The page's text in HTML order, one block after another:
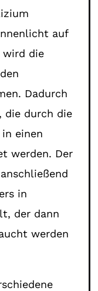
auf
die
Dadurch
die durch die
einen
werden. Der
in
der dann
werden